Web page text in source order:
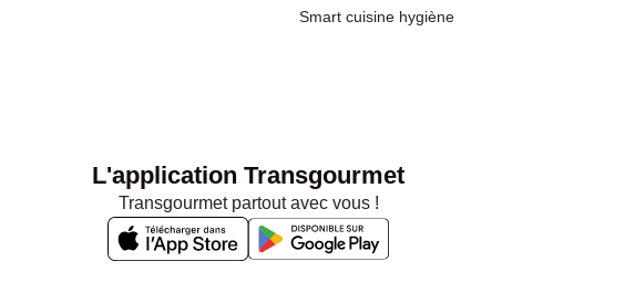
Smart cuisine hygiène
L'application Transgourmet
Transgourmet partout avec vous !